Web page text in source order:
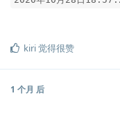
kiri觉得很赞
1 个月 后